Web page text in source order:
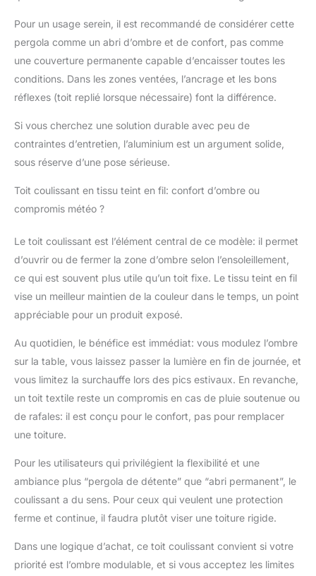
Pour un usage serein, il est recommandé de considérer cette
pergola comme un abri d’ombre et de confort, pas comme
une couverture permanente capable d’encaisser toutes les
conditions. Dans les zones ventées, l’ancrage et les bons
réflexes (toit replié lorsque nécessaire) font la différence.
Si vous cherchez une solution durable avec peu de
contraintes d’entretien, l’aluminium est un argument solide,
sous réserve d’une pose sérieuse.
Toit coulissant en tissu teint en fil: confort d’ombre ou
compromis météo ?
Le toit coulissant est l’élément central de ce modèle: il permet
d’ouvrir ou de fermer la zone d’ombre selon l’ensoleillement,
ce qui est souvent plus utile qu’un toit fixe. Le tissu teint en fil
vise un meilleur maintien de la couleur dans le temps, un point
appréciable pour un produit exposé.
Au quotidien, le bénéfice est immédiat: vous modulez l’ombre
sur la table, vous laissez passer la lumière en fin de journée, et
vous limitez la surchauffe lors des pics estivaux. En revanche,
un toit textile reste un compromis en cas de pluie soutenue ou
de rafales: il est conçu pour le confort, pas pour remplacer
une toiture.
Pour les utilisateurs qui privilégient la flexibilité et une
ambiance plus “pergola de détente” que “abri permanent”, le
coulissant a du sens. Pour ceux qui veulent une protection
ferme et continue, il faudra plutôt viser une toiture rigide.
Dans une logique d’achat, ce toit coulissant convient si votre
priorité est l’ombre modulable, et si vous acceptez les limites